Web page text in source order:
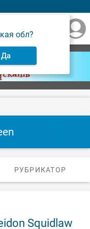
обл?
Да
РУБРИКАТОР
Squidlaw